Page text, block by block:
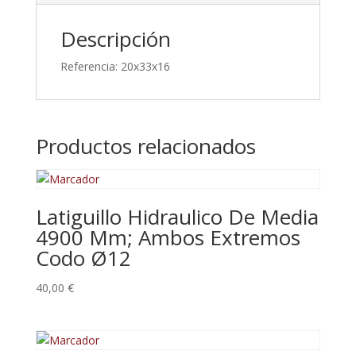
Descripción
Referencia: 20x33x16
Productos relacionados
Latiguillo Hidraulico De Media
4900 Mm; Ambos Extremos
Codo Ø12
40,00 €